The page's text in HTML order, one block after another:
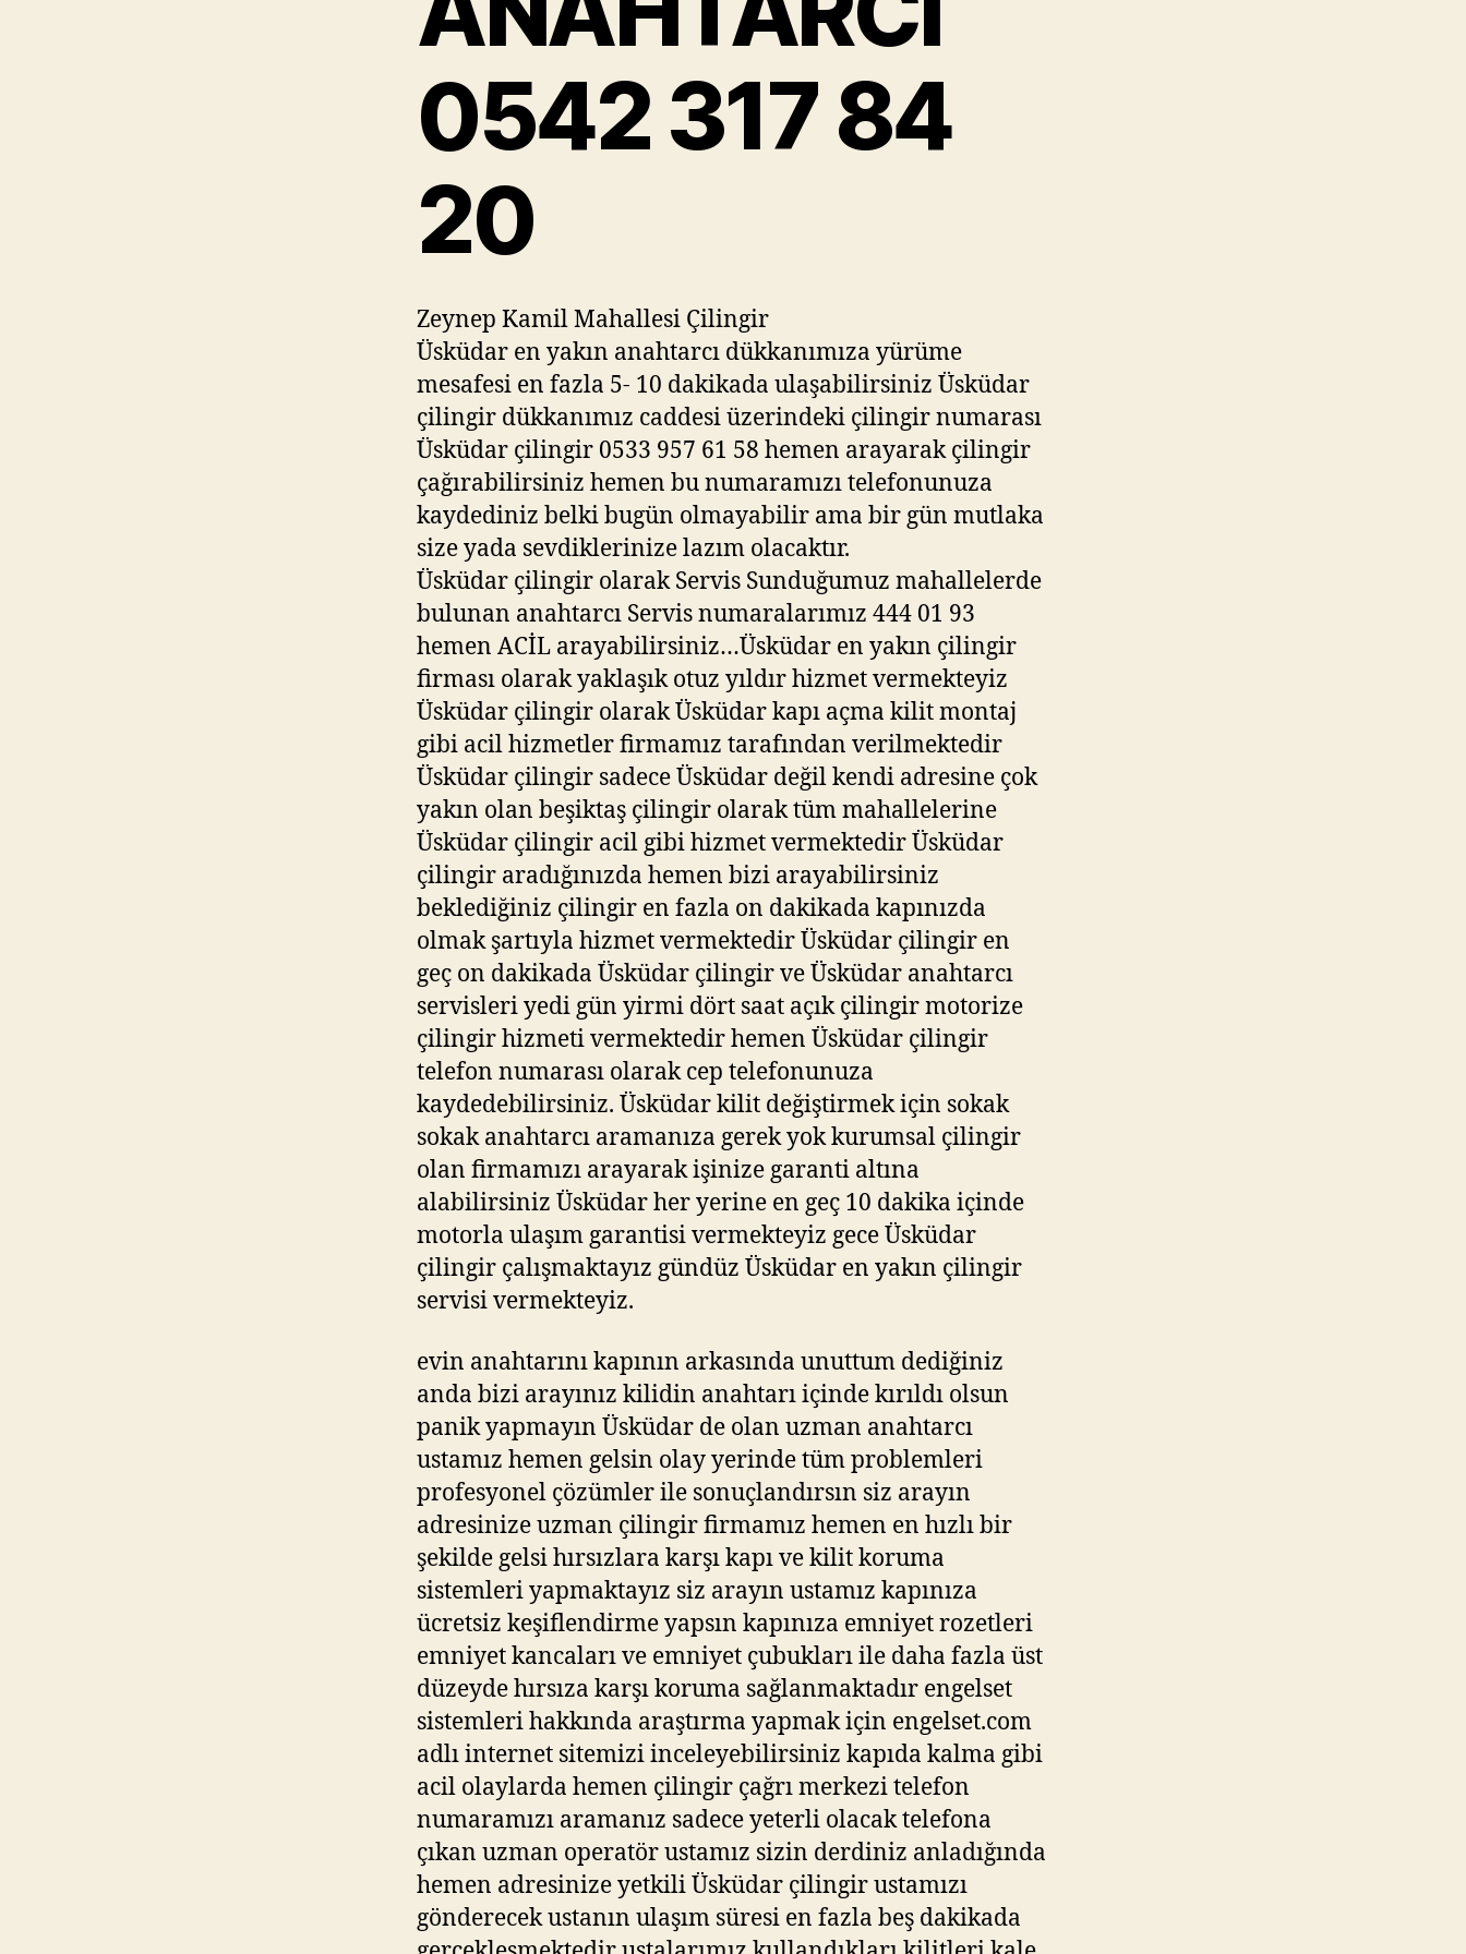
0542 317 84
20
Zeynep Kamil Mahallesi Çilingir
Üsküdar en yakın anahtarcı dükkanımıza yürüme
mesafesi en fazla 5- 10 dakikada ulaşabilirsiniz Üsküdar
çilingir dükkanımız caddesi üzerindeki çilingir numarası
Üsküdar çilingir 0533 957 61 58 hemen arayarak çilingir
çağırabilirsiniz hemen bu numaramızı telefonunuza
kaydediniz belki bugün olmayabilir ama bir gün mutlaka
size yada sevdiklerinize lazım olacaktır.
Üsküdar çilingir olarak Servis Sunduğumuz mahallelerde
bulunan anahtarcı Servis numaralarımız 444 01 93
hemen ACİL arayabilirsiniz…Üsküdar en yakın çilingir
firması olarak yaklaşık otuz yıldır hizmet vermekteyiz
Üsküdar çilingir olarak Üsküdar kapı açma kilit montaj
gibi acil hizmetler firmamız tarafından verilmektedir
Üsküdar çilingir sadece Üsküdar değil kendi adresine çok
yakın olan beşiktaş çilingir olarak tüm mahallelerine
Üsküdar çilingir acil gibi hizmet vermektedir Üsküdar
çilingir aradığınızda hemen bizi arayabilirsiniz
beklediğiniz çilingir en fazla on dakikada kapınızda
olmak şartıyla hizmet vermektedir Üsküdar çilingir en
geç on dakikada Üsküdar çilingir ve Üsküdar anahtarcı
servisleri yedi gün yirmi dört saat açık çilingir motorize
çilingir hizmeti vermektedir hemen Üsküdar çilingir
telefon numarası olarak cep telefonunuza
kaydedebilirsiniz. Üsküdar kilit değiştirmek için sokak
sokak anahtarcı aramanıza gerek yok kurumsal çilingir
olan firmamızı arayarak işinize garanti altına
alabilirsiniz Üsküdar her yerine en geç 10 dakika içinde
motorla ulaşım garantisi vermekteyiz gece Üsküdar
çilingir çalışmaktayız gündüz Üsküdar en yakın çilingir
servisi vermekteyiz.
evin anahtarını kapının arkasında unuttum dediğiniz
anda bizi arayınız kilidin anahtarı içinde kırıldı olsun
panik yapmayın Üsküdar de olan uzman anahtarcı
ustamız hemen gelsin olay yerinde tüm problemleri
profesyonel çözümler ile sonuçlandırsın siz arayın
adresinize uzman çilingir firmamız hemen en hızlı bir
şekilde gelsi hırsızlara karşı kapı ve kilit koruma
sistemleri yapmaktayız siz arayın ustamız kapınıza
ücretsiz keşiflendirme yapsın kapınıza emniyet rozetleri
emniyet kancaları ve emniyet çubukları ile daha fazla üst
düzeyde hırsıza karşı koruma sağlanmaktadır engelset
sistemleri hakkında araştırma yapmak için engelset.com
adlı internet sitemizi inceleyebilirsiniz kapıda kalma gibi
acil olaylarda hemen çilingir çağrı merkezi telefon
numaramızı aramanız sadece yeterli olacak telefona
çıkan uzman operatör ustamız sizin derdiniz anladığında
hemen adresinize yetkili Üsküdar çilingir ustamızı
gönderecek ustanın ulaşım süresi en fazla beş dakikada